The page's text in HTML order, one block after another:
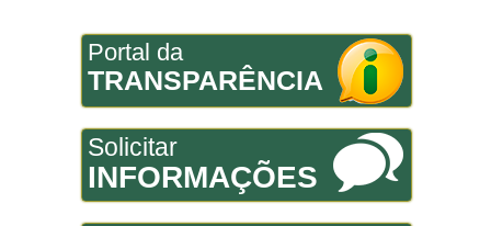
Portal da
TRANSPARÊNCIA
Solicitar
INFORMAÇÕES